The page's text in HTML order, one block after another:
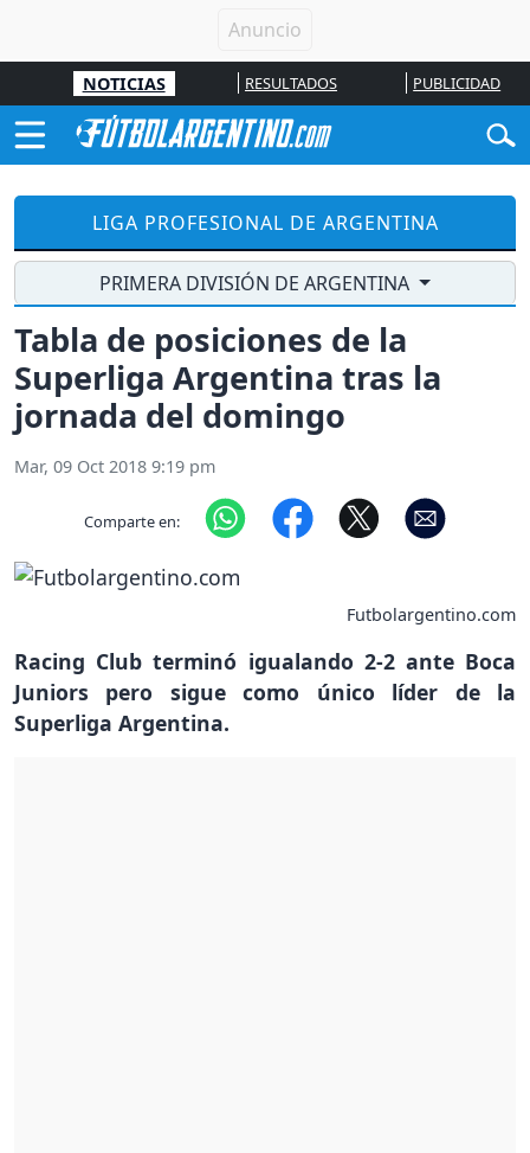
NOTICIAS RESULTADOS PUBLICIDAD
LIGA PROFESIONAL DE ARGENTINA
PRIMERA DIVISIÓN DE ARGENTINA
Tabla de posiciones de la
Superliga Argentina tras la
jornada del domingo
Mar, 09 Oct 2018 9:19 pm
Comparte en:
Futbolargentino.com
Racing Club terminó igualando 2-2 ante Boca
Juniors pero sigue como único líder de la
Superliga Argentina.